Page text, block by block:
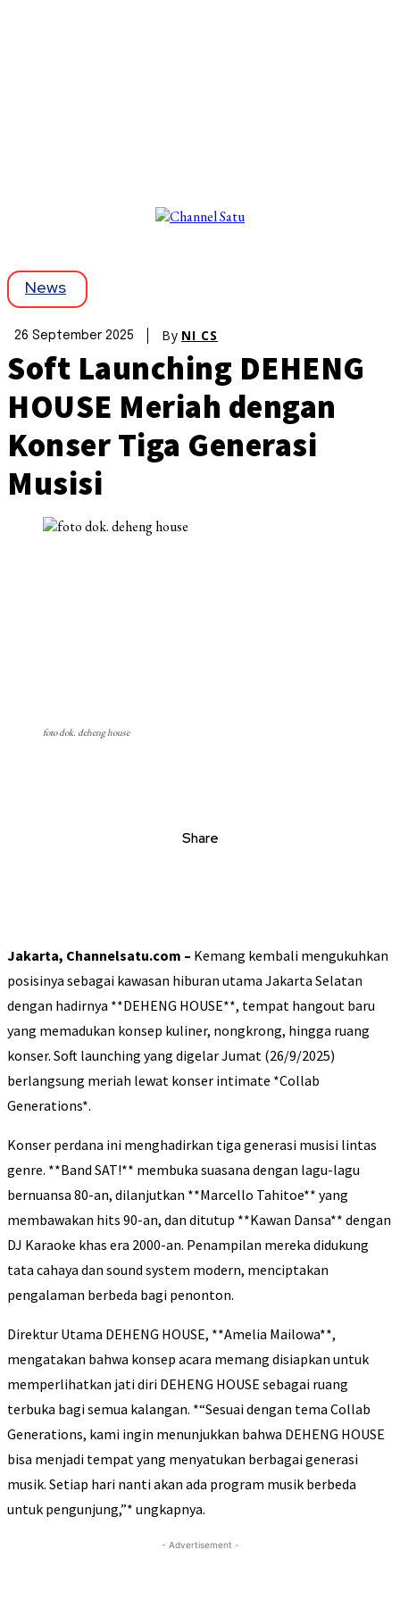
News
26 September 2025 By NI CS
Soft Launching DEHENG
HOUSE Meriah dengan
Konser Tiga Generasi
Musisi
foto dok. deheng house
Share
Jakarta, Channelsatu.com – Kemang kembali mengukuhkan
posisinya sebagai kawasan hiburan utama Jakarta Selatan
dengan hadirnya **DEHENG HOUSE**, tempat hangout baru
yang memadukan konsep kuliner, nongkrong, hingga ruang
konser. Soft launching yang digelar Jumat (26/9/2025)
berlangsung meriah lewat konser intimate *Collab
Generations*.
Konser perdana ini menghadirkan tiga generasi musisi lintas
genre. **Band SAT!** membuka suasana dengan lagu-lagu
bernuansa 80-an, dilanjutkan **Marcello Tahitoe** yang
membawakan hits 90-an, dan ditutup **Kawan Dansa** dengan
DJ Karaoke khas era 2000-an. Penampilan mereka didukung
tata cahaya dan sound system modern, menciptakan
pengalaman berbeda bagi penonton.
Direktur Utama DEHENG HOUSE, **Amelia Mailowa**,
mengatakan bahwa konsep acara memang disiapkan untuk
memperlihatkan jati diri DEHENG HOUSE sebagai ruang
terbuka bagi semua kalangan. *“Sesuai dengan tema Collab
Generations, kami ingin menunjukkan bahwa DEHENG HOUSE
bisa menjadi tempat yang menyatukan berbagai generasi
musik. Setiap hari nanti akan ada program musik berbeda
untuk pengunjung,”* ungkapnya.
- Advertisement -